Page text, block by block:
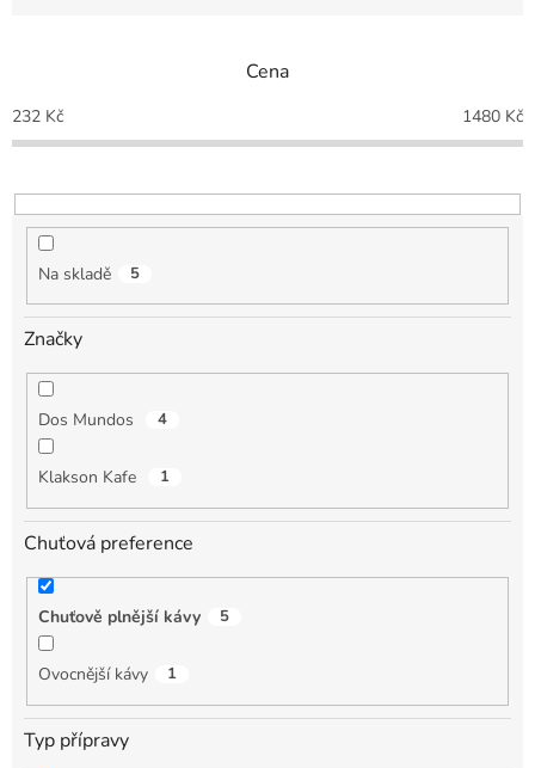
o
d
k
t
Cena
232 Kč 1480 Kč
Na skladě 5
Značky
Dos Mundos 4
Klakson Kafe 1
Chuťová preference
Chuťově plnější kávy 5
Ovocnější kávy 1
Typ přípravy